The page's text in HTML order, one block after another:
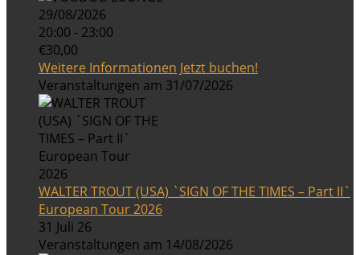
29/08/2026
20:00 - 23:00
€30,00
Weitere Informationen Jetzt buchen!
Veranstaltungen am 31/07/2026
WALTER TROUT (USA) `SIGN OF THE TIMES – Part II`
European Tour 2026
31 Juli 26
Veranstaltungen am 14/08/2026